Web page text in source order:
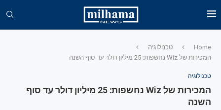
Home
טכנולוגיה
המכירות של Wiz נחשפות: 25 מיליון דולר עד סוף השנה
טכנולוגיה
המכירות של Wiz נחשפות: 25 מיליון דולר עד סוף
השנה